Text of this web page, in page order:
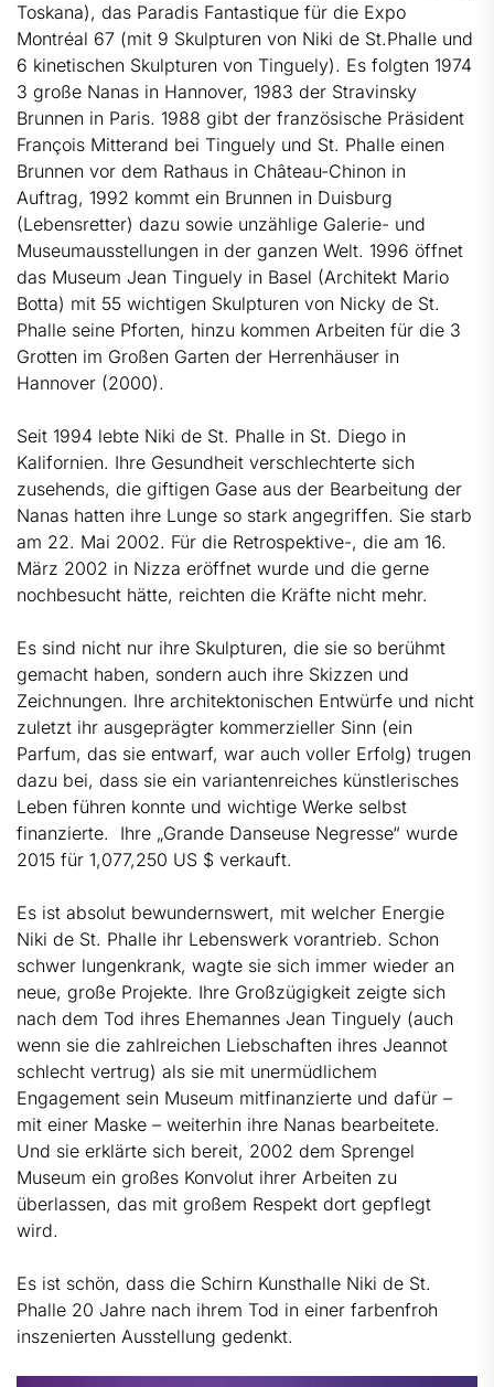
Toskana), das Paradis Fantastique für die Expo
Montréal 67 (mit 9 Skulpturen von Niki de St.Phalle und
6 kinetischen Skulpturen von Tinguely). Es folgten 1974
3 große Nanas in Hannover, 1983 der Stravinsky
Brunnen in Paris. 1988 gibt der französische Präsident
François Mitterand bei Tinguely und St. Phalle einen
Brunnen vor dem Rathaus in Château-Chinon in
Auftrag, 1992 kommt ein Brunnen in Duisburg
(Lebensretter) dazu sowie unzählige Galerie- und
Museumausstellungen in der ganzen Welt. 1996 öffnet
das Museum Jean Tinguely in Basel (Architekt Mario
Botta) mit 55 wichtigen Skulpturen von Nicky de St.
Phalle seine Pforten, hinzu kommen Arbeiten für die 3
Grotten im Großen Garten der Herrenhäuser in
Hannover (2000).
Seit 1994 lebte Niki de St. Phalle in St. Diego in
Kalifornien. Ihre Gesundheit verschlechterte sich
zusehends, die giftigen Gase aus der Bearbeitung der
Nanas hatten ihre Lunge so stark angegriffen. Sie starb
am 22. Mai 2002. Für die Retrospektive-, die am 16.
März 2002 in Nizza eröffnet wurde und die gerne
nochbesucht hätte, reichten die Kräfte nicht mehr.
Es sind nicht nur ihre Skulpturen, die sie so berühmt
gemacht haben, sondern auch ihre Skizzen und
Zeichnungen. Ihre architektonischen Entwürfe und nicht
zuletzt ihr ausgeprägter kommerzieller Sinn (ein
Parfum, das sie entwarf, war auch voller Erfolg) trugen
dazu bei, dass sie ein variantenreiches künstlerisches
Leben führen konnte und wichtige Werke selbst
finanzierte. Ihre „Grande Danseuse Negresse“ wurde
2015 für 1,077,250 US $ verkauft.
Es ist absolut bewundernswert, mit welcher Energie
Niki de St. Phalle ihr Lebenswerk vorantrieb. Schon
schwer lungenkrank, wagte sie sich immer wieder an
neue, große Projekte. Ihre Großzügigkeit zeigte sich
nach dem Tod ihres Ehemannes Jean Tinguely (auch
wenn sie die zahlreichen Liebschaften ihres Jeannot
schlecht vertrug) als sie mit unermüdlichem
Engagement sein Museum mitfinanzierte und dafür –
mit einer Maske – weiterhin ihre Nanas bearbeitete.
Und sie erklärte sich bereit, 2002 dem Sprengel
Museum ein großes Konvolut ihrer Arbeiten zu
überlassen, das mit großem Respekt dort gepflegt
wird.
Es ist schön, dass die Schirn Kunsthalle Niki de St.
Phalle 20 Jahre nach ihrem Tod in einer farbenfroh
inszenierten Ausstellung gedenkt.